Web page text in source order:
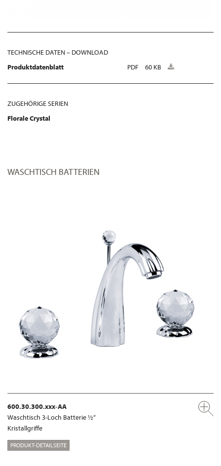
TECHNISCHE DATEN – DOWNLOAD
Produktdatenblatt
PDF 60 KB
ZUGEHÖRIGE SERIEN
Florale Crystal
WASCHTISCH BATTERIEN
600.30.300.xxx-AA
Waschtisch 3-Loch Batterie ½“
Kristallgriffe
PRODUKT-DETAILSEITE